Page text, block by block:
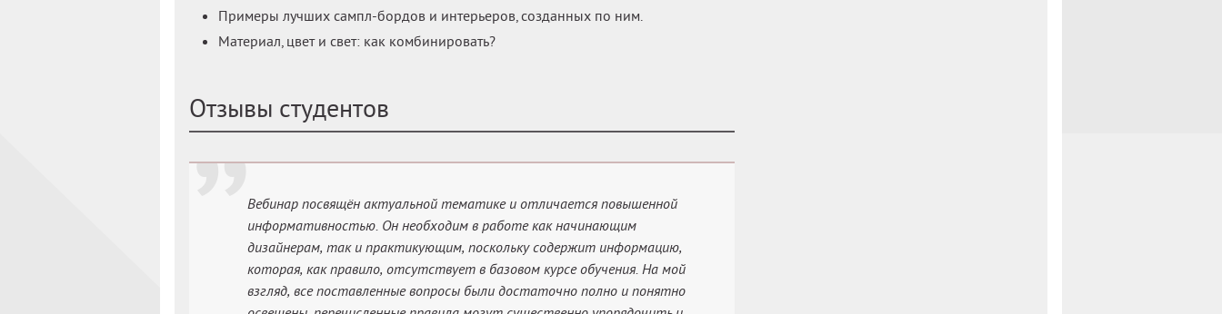
Примеры лучших сампл-бордов и интерьеров, созданных по ним.
Материал, цвет и свет: как комбинировать?
Отзывы студентов
Вебинар посвящён актуальной тематике и отличается повышенной
информативностью. Он необходим в работе как начинающим
дизайнерам, так и практикующим, поскольку содержит информацию,
которая, как правило, отсутствует в базовом курсе обучения. На мой
взгляд, все поставленные вопросы были достаточно полно и понятно